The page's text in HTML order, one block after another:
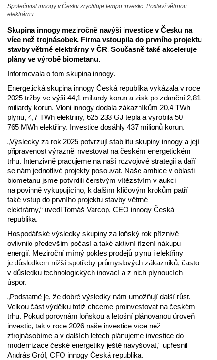
Společnost innogy v Česku zrychluje tempo investic. Postaví větrnou
elektrárnu.
Skupina innogy meziročně navýší investice v Česku na
více než trojnásobek. Firma vstoupila do prvního projektu
stavby větrné elektrárny v ČR. Současně také akceleruje
plány ve výrobě biometanu.
Informovala o tom skupina innogy.
Energetická skupina innogy Česká republika vykázala v roce
2025 tržby ve výši 44,1 miliardy korun a zisk po zdanění 2,81
miliardy korun. Vloni innogy dodala zákazníkům 20,4 TWh
plynu, 4,7 TWh elektřiny, 625 233 GJ tepla a vyrobila 50
765 MWh elektřiny. Investice dosáhly 437 milionů korun.
„Výsledky za rok 2025 potvrzují stabilitu skupiny innogy a její
připravenost výrazně investovat na českém energetickém
trhu. Intenzivně pracujeme na naší rozvojové strategii a daří
se nám jednotlivé projekty posouvat. Naše ambice v oblasti
biometanu jsme potvrdili čerstvým vítězstvím v aukci
na povinně vykupujícího, k dalším klíčovým krokům patří
také vstup do prvního projektu stavby větrné
elektrárny,“ uvedl Tomáš Varcop, CEO innogy Česká
republika.
Hospodářské výsledky skupiny za loňský rok příznivě
ovlivnilo především počasí a také aktivní řízení nákupu
energií. Meziroční mírný pokles prodejů plynu i elektřiny
je důsledkem nižší spotřeby průmyslových zákazníků, často
v důsledku technologických inovací a z nich plynoucích
úspor.
„Podstatné je, že dobré výsledky nám umožňují další růst.
Velkou část výdělku totiž chceme proinvestovat na českém
trhu. Pokud porovnám loňskou a letošní plánovanou úroveň
investic, tak v roce 2026 naše investice více než
ztrojnásobíme a v dalších letech plánujeme investice do
modernizace české energetiky ještě navyšovat,“ upřesnil
András Gróf, CFO innogy Česká republika.